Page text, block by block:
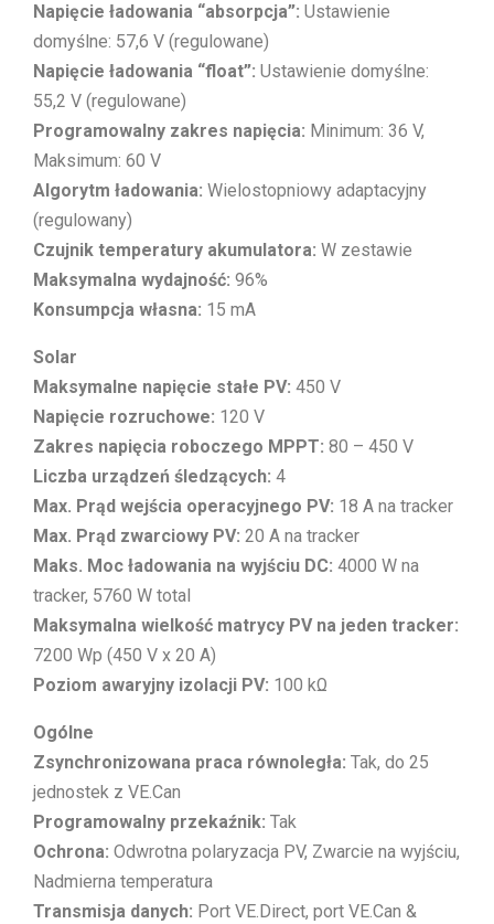
Napięcie ładowania “absorpcja”: Ustawienie
domyślne: 57,6 V (regulowane)
Napięcie ładowania “float”: Ustawienie domyślne:
55,2 V (regulowane)
Programowalny zakres napięcia: Minimum: 36 V,
Maksimum: 60 V
Algorytm ładowania: Wielostopniowy adaptacyjny
(regulowany)
Czujnik temperatury akumulatora: W zestawie
Maksymalna wydajność: 96%
Konsumpcja własna: 15 mA
Solar
Maksymalne napięcie stałe PV: 450 V
Napięcie rozruchowe: 120 V
Zakres napięcia roboczego MPPT: 80 – 450 V
Liczba urządzeń śledzących: 4
Max. Prąd wejścia operacyjnego PV: 18 A na tracker
Max. Prąd zwarciowy PV: 20 A na tracker
Maks. Moc ładowania na wyjściu DC: 4000 W na
tracker, 5760 W total
Maksymalna wielkość matrycy PV na jeden tracker:
7200 Wp (450 V x 20 A)
Poziom awaryjny izolacji PV: 100 kΩ
Ogólne
Zsynchronizowana praca równoległa: Tak, do 25
jednostek z VE.Can
Programowalny przekaźnik: Tak
Ochrona: Odwrotna polaryzacja PV, Zwarcie na wyjściu,
Nadmierna temperatura
Transmisja danych: Port VE.Direct, port VE.Can &